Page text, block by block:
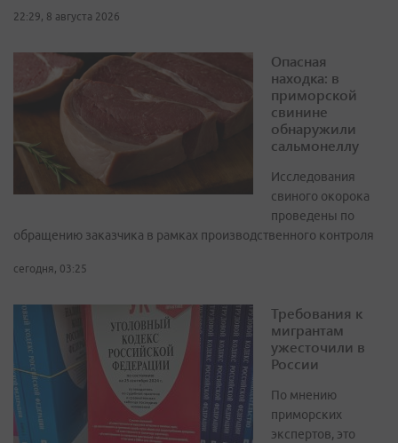
22:29, 8 августа 2026
Опасная
находка: в
приморской
свинине
обнаружили
сальмонеллу
Исследования
свиного окорока
проведены по
обращению заказчика в рамках производственного контроля
сегодня, 03:25
Требования к
мигрантам
ужесточили в
России
По мнению
приморских
экспертов, это